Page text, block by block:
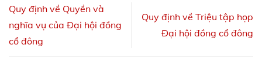
Quy định về Quyền và
nghĩa vụ của Đại hội đồng
cổ đông
Quy định về Triệu tập họp
Đại hội đồng cổ đông